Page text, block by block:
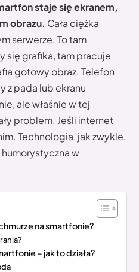
staje się ekranem,
obrazu. Cała ciężka
serwerze. To tam
się grafika, tam pracuje
gotowy obraz. Telefon
z pada lub ekranu
ale właśnie w tej
problem. Jeśli internet
Technologia, jak zwykle,
w
na smartfonie?
– jak to działa?